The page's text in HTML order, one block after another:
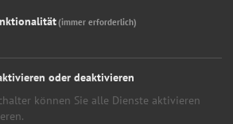
Mercedes-Benz CLK Coupe CLK
Mazda 6 Lim
Mazda
(immer erforderlich)
oder deaktivieren
können Sie alle Dienste aktivieren